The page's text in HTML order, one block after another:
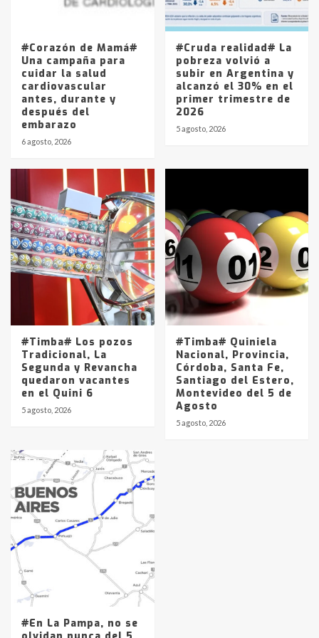
La Pampa, desde YPF hasta Axion
entre 857 a 1338 pesos
#Corazón de Mamá#
Una campaña para
cuidar la salud
cardiovascular
antes, durante y
después del
embarazo
6 agosto, 2026
#Cruda realidad# La
pobreza volvió a
subir en Argentina y
alcanzó el 30% en el
primer trimestre de
2026
5 agosto, 2026
#Timba# Los pozos
Tradicional, La
Segunda y Revancha
quedaron vacantes
en el Quini 6
5 agosto, 2026
#Timba# Quiniela
Nacional, Provincia,
Córdoba, Santa Fe,
Santiago del Estero,
Montevideo del 5 de
Agosto
5 agosto, 2026
#En La Pampa, no se